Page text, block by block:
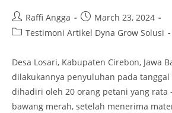
Raffi Angga
March 23, 2024
Testimoni Artikel Dyna Grow Solusi
Desa Losari, Kabupaten Cirebon, Jawa
dilakukannya penyuluhan pada tanggal
dihadiri oleh 20 orang petani yang rata
bawang merah, setelah menerima